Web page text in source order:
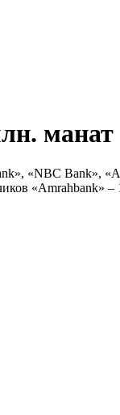
манат
«NBC Bank»,
«Amrahbank» –